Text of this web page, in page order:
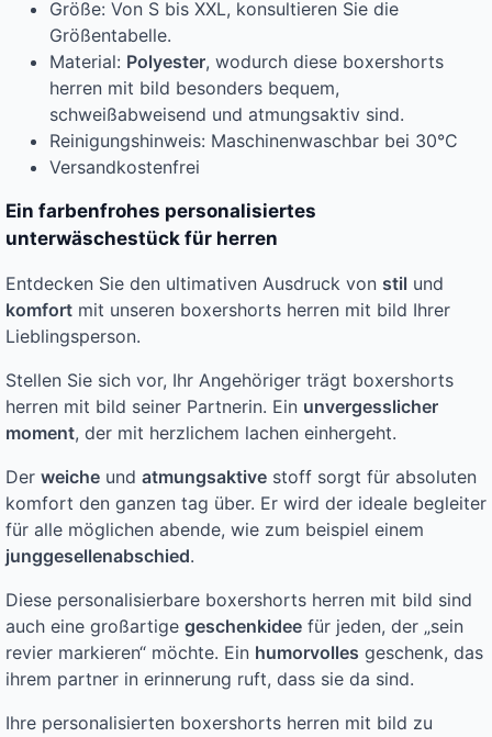
Größe: Von S bis XXL, konsultieren Sie die
Größentabelle.
Material: Polyester, wodurch diese boxershorts
herren mit bild besonders bequem,
schweißabweisend und atmungsaktiv sind.
Reinigungshinweis: Maschinenwaschbar bei 30°C
Versandkostenfrei
Ein farbenfrohes personalisiertes
unterwäschestück für herren
Entdecken Sie den ultimativen Ausdruck von stil und
komfort mit unseren boxershorts herren mit bild Ihrer
Lieblingsperson.
Stellen Sie sich vor, Ihr Angehöriger trägt boxershorts
herren mit bild seiner Partnerin. Ein unvergesslicher
moment, der mit herzlichem lachen einhergeht.
Der weiche und atmungsaktive stoff sorgt für absoluten
komfort den ganzen tag über. Er wird der ideale begleiter
für alle möglichen abende, wie zum beispiel einem
junggesellenabschied.
Diese personalisierbare boxershorts herren mit bild sind
auch eine großartige geschenkidee für jeden, der „sein
revier markieren“ möchte. Ein humorvolles geschenk, das
ihrem partner in erinnerung ruft, dass sie da sind.
Ihre personalisierten boxershorts herren mit bild zu